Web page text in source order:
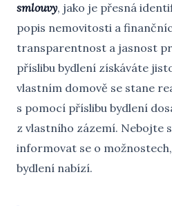
smlouvy, jako je přesná
popis nemovitosti a
transparentnost a jasnost
příslibu bydlení získáváte
vlastním domově se stane
s pomocí příslibu bydlení
z vlastního zázemí. Nebojte
informovat se o
bydlení nabízí.